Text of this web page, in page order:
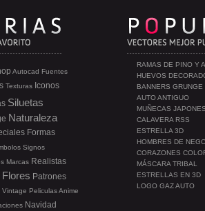
RAMAS DE PINO Y
HUEVOS
BANNERS GRUNGE
AUTO ANTIGUO
MUÑECAS
CALAVERA RSS
ESTRELLA 3D
HOMBRES DE
CORAZONES
MÁSCARA TRIBAL
ESTRELLAS EN 3D
LOGO GAZ AUTO
Autocad Fuentes
Texturas Iconos
Siluetas
Naturaleza
Formas
Signos
Marcas Realistas
Flores Patrones
Vintage PeliculasAnime
Navidad